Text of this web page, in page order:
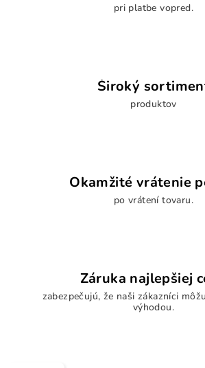
pri platbe vopred.
Široký
produktov
Okamžité vrátenie
po vrátení tovaru.
Záruka najlepšiej
zabezpečujú, že naši zákazníci
výhodou.